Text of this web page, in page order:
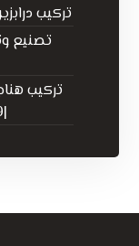
تركيب درابزين
تصنيع
تركيب
|0503163139| هناجر شينكو